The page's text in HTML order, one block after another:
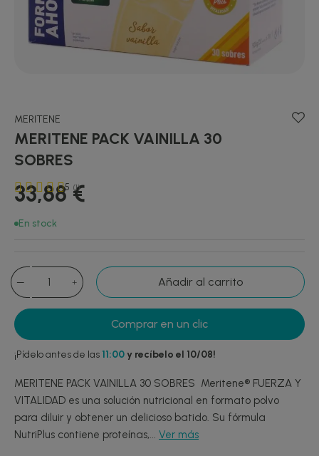
MERITENE
MERITENE PACK VAINILLA 30
SOBRES
33,88 €
5 (1)
En stock
Añadir al carrito
Comprar en un clic
¡Pídelo antes de las 11:00y recíbelo el 10/08!
MERITENE PACK VAINILLA 30 SOBRES Meritene® FUERZA Y
VITALIDAD es una solución nutricional en formato polvo
para diluir y obtener un delicioso batido. Su fórmula
NutriPlus contiene proteínas,... Ver más